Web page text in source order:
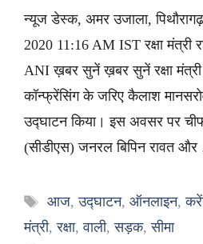
न्यूज डेस्क, अमर उजाला,
2020 11:16 AM IST रक्षा मंत्री
ANI ख़बर सुनें ख़बर सुनें रक्षा मंत्री
कॉन्फ्रेंसिंग के जरिए कैलाश
उद्घाटन किया। इस अवसर पर
(सीडीएस) जनरल बिपिन रावत
Tags
आज,उद्घाटन, ऑनलाइन,
मंत्री,रक्षा,वाली,सड़क,सीमा